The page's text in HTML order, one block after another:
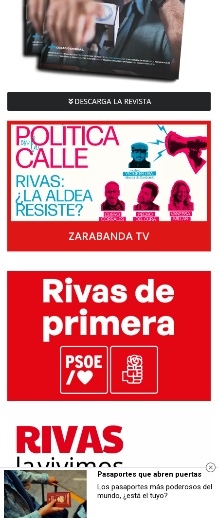
DESCARGA LA REVISTA
ZARABANDA TV
Pasaportes que abren puertas
Los pasaportes más poderosos del
mundo, ¿está el tuyo?